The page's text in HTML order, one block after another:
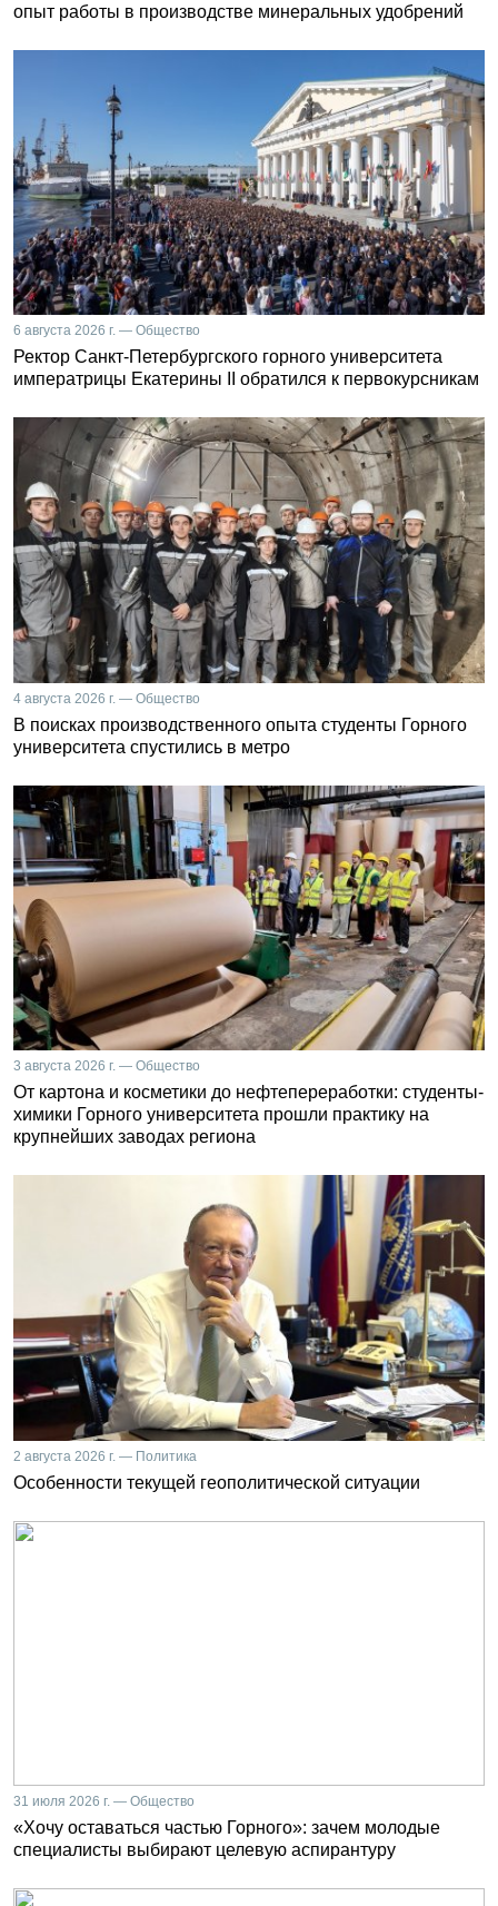
опыт работы в производстве минеральных удобрений
6 августа 2026 г. — Общество
Ректор Санкт-Петербургского горного университета
императрицы Екатерины II обратился к первокурсникам
4 августа 2026 г. — Общество
В поисках производственного опыта студенты Горного
университета спустились в метро
3 августа 2026 г. — Общество
От картона и косметики до нефтепереработки: студенты-
химики Горного университета прошли практику на
крупнейших заводах региона
2 августа 2026 г. — Политика
Особенности текущей геополитической ситуации
31 июля 2026 г. — Общество
«Хочу оставаться частью Горного»: зачем молодые
специалисты выбирают целевую аспирантуру